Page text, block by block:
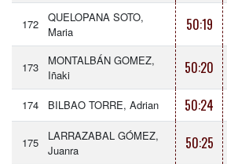
172
QUELOPANA SOTO,
Maria
50:19
173
MONTALBÁN GOMEZ,
Iñaki
50:20
174 BILBAO TORRE, Adrian 50:24
175
LARRAZABAL GÓMEZ,
Juanra
50:25